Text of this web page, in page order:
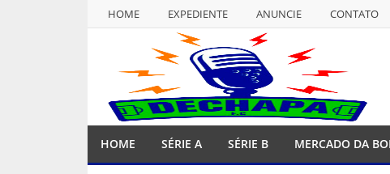
HOME EXPEDIENTE ANUNCIE
CONTATO
EXPEDIENTE ANUNCIE
HOME SÉRIE A SÉRIE B MERCADO DA